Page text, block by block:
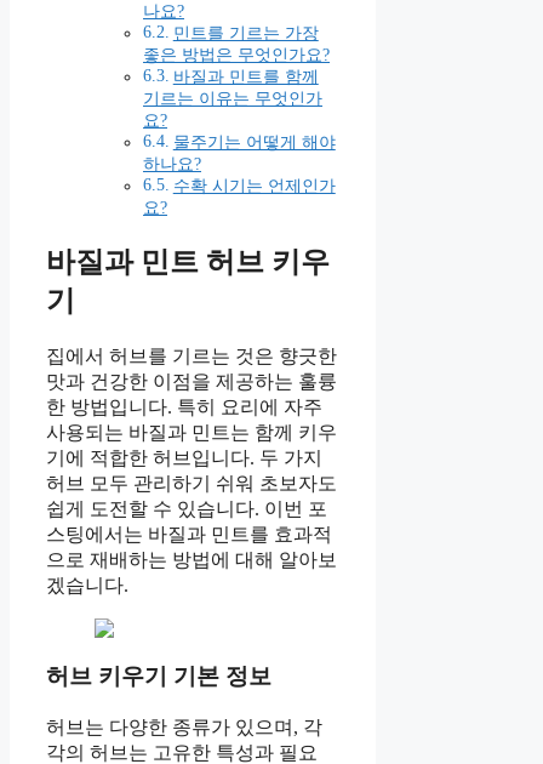
나요?
민트를 기르는 가장
좋은 방법은 무엇인가요?
바질과 민트를 함께
기르는 이유는 무엇인가
요?
물주기는 어떻게 해야
하나요?
수확 시기는 언제인가
요?
바질과 민트 허브 키우
기
집에서 허브를 기르는 것은 향긋한
맛과 건강한 이점을 제공하는 훌륭
한 방법입니다. 특히 요리에 자주
사용되는 바질과 민트는 함께 키우
기에 적합한 허브입니다. 두 가지
허브 모두 관리하기 쉬워 초보자도
쉽게 도전할 수 있습니다. 이번 포
스팅에서는 바질과 민트를 효과적
으로 재배하는 방법에 대해 알아보
겠습니다.
허브 키우기 기본 정보
허브는 다양한 종류가 있으며, 각
각의 허브는 고유한 특성과 필요